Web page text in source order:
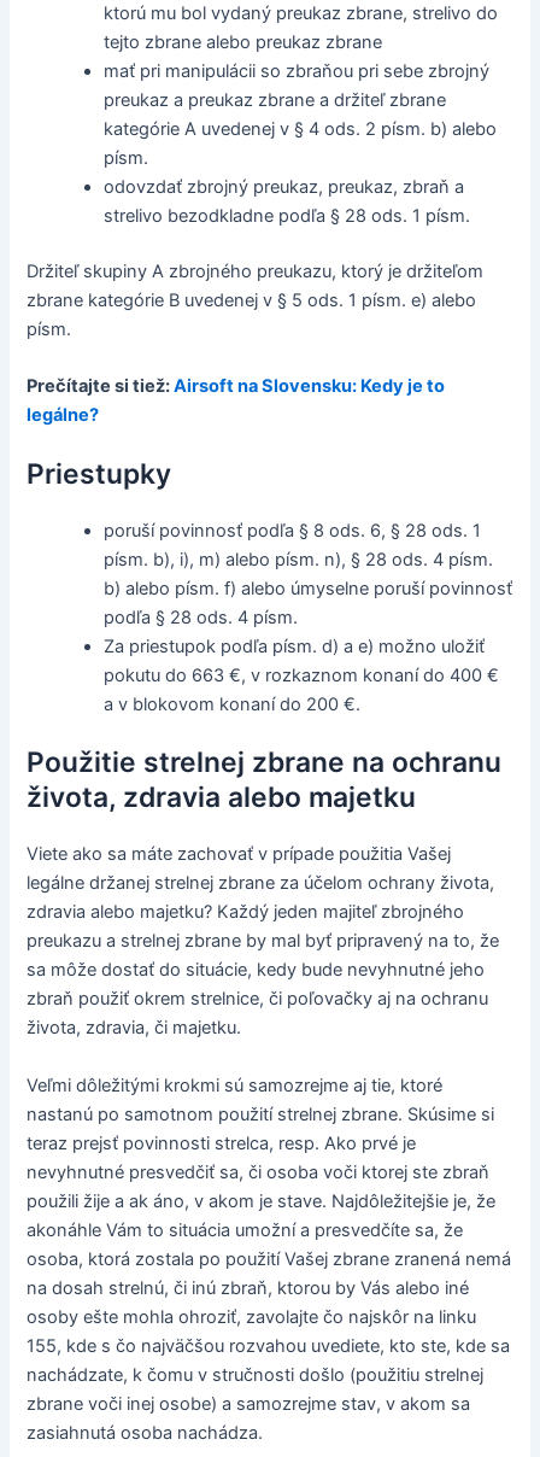
ktorú mu bol vydaný preukaz zbrane, strelivo do
tejto zbrane alebo preukaz zbrane
mať pri manipulácii so zbraňou pri sebe zbrojný
preukaz a preukaz zbrane a držiteľ zbrane
kategórie A uvedenej v § 4 ods. 2 písm. b) alebo
písm.
odovzdať zbrojný preukaz, preukaz, zbraň a
strelivo bezodkladne podľa § 28 ods. 1 písm.
Držiteľ skupiny A zbrojného preukazu, ktorý je držiteľom
zbrane kategórie B uvedenej v § 5 ods. 1 písm. e) alebo
písm.
Prečítajte si tiež:Airsoft na Slovensku: Kedy je to
legálne?
Priestupky
poruší povinnosť podľa § 8 ods. 6, § 28 ods. 1
písm. b), i), m) alebo písm. n), § 28 ods. 4 písm.
b) alebo písm. f) alebo úmyselne poruší povinnosť
podľa § 28 ods. 4 písm.
Za priestupok podľa písm. d) a e) možno uložiť
pokutu do 663 €, v rozkaznom konaní do 400 €
a v blokovom konaní do 200 €.
Použitie strelnej zbrane na ochranu
života, zdravia alebo majetku
Viete ako sa máte zachovať v prípade použitia Vašej
legálne držanej strelnej zbrane za účelom ochrany života,
zdravia alebo majetku? Každý jeden majiteľ zbrojného
preukazu a strelnej zbrane by mal byť pripravený na to, že
sa môže dostať do situácie, kedy bude nevyhnutné jeho
zbraň použiť okrem strelnice, či poľovačky aj na ochranu
života, zdravia, či majetku.
Veľmi dôležitými krokmi sú samozrejme aj tie, ktoré
nastanú po samotnom použití strelnej zbrane. Skúsime si
teraz prejsť povinnosti strelca, resp. Ako prvé je
nevyhnutné presvedčiť sa, či osoba voči ktorej ste zbraň
použili žije a ak áno, v akom je stave. Najdôležitejšie je, že
akonáhle Vám to situácia umožní a presvedčíte sa, že
osoba, ktorá zostala po použití Vašej zbrane zranená nemá
na dosah strelnú, či inú zbraň, ktorou by Vás alebo iné
osoby ešte mohla ohroziť, zavolajte čo najskôr na linku
155, kde s čo najväčšou rozvahou uvediete, kto ste, kde sa
nachádzate, k čomu v stručnosti došlo (použitiu strelnej
zbrane voči inej osobe) a samozrejme stav, v akom sa
zasiahnutá osoba nachádza.